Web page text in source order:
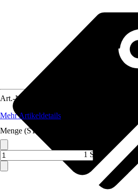
Art.-Nr.
Mehr Artikeldetails
Menge (ST)
1 ST